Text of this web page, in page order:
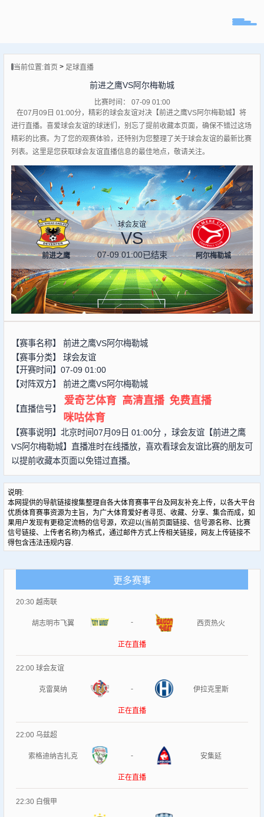
播
队
当前位置:首页> 足球直播
前进之鹰VS阿尔梅勒城
比赛时间： 07-09 01:00
在07月09日 01:00分，精彩的球会友谊对决【前进之鹰VS阿尔梅勒城】将
进行直播。喜爱球会友谊的球迷们，别忘了提前收藏本页面，确保不错过这场
精彩的比赛。为了您的观赛体验，还特别为您整理了关于球会友谊的最新比赛
列表。这里是您获取球会友谊直播信息的最佳地点，敬请关注。
前进之鹰
球会友谊
VS
07-09 01:00已结束 阿尔梅勒城
【赛事名称】 前进之鹰VS阿尔梅勒城
【赛事分类】 球会友谊
【开赛时间】07-09 01:00
【对阵双方】 前进之鹰VS阿尔梅勒城
【直播信号】
爱奇艺体育 高清直播 免费直播
咪咕体育
【赛事说明】北京时间07月09日 01:00分 ，球会友谊【前进之鹰
VS阿尔梅勒城】直播准时在线播放，喜欢看球会友谊比赛的朋友可
以提前收藏本页面以免错过直播。
说明:
本网提供的导航链接搜集整理自各大体育赛事平台及网友补充上传，以各大平台
优质体育赛事资源为主旨，为广大体育爱好者寻觅、收藏、分享、集合而成，如
果用户发现有更稳定流畅的信号源，欢迎以(当前页面链接、信号源名称、比赛
信号链接、上传者名称)为格式，通过邮件方式上传相关链接，网友上传链接不
得包含违法违规内容.
更多赛事
20:30 越南联
胡志明市飞翼 - 西贡热火
正在直播
22:00 球会友谊
克雷莫纳 - 伊拉克里斯
正在直播
22:00 乌兹超
索格迪纳吉扎克 - 安集延
正在直播
22:30 白俄甲